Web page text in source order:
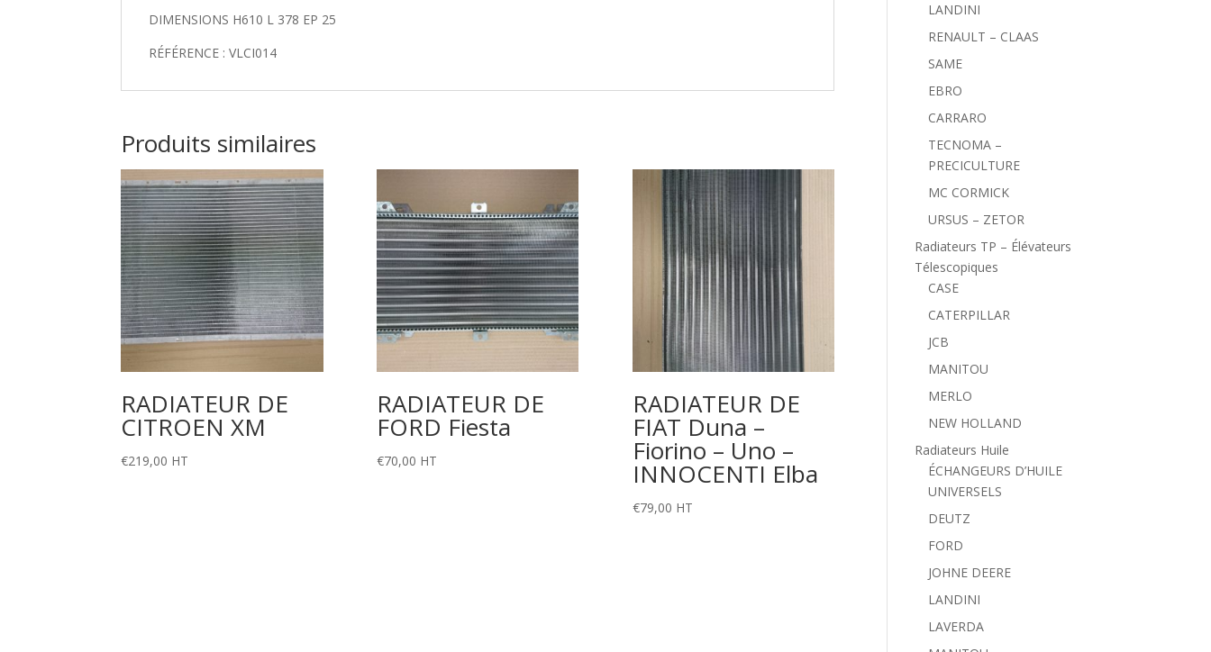
DIMENSIONS H610 L 378 EP 25
RÉFÉRENCE : VLCI014
Produits similaires
RADIATEUR DE
CITROEN XM
€219,00 HT
RADIATEUR DE
FORD Fiesta
€70,00 HT
RADIATEUR DE
FIAT Duna –
Fiorino – Uno –
INNOCENTI Elba
€79,00 HT
LANDINI
RENAULT – CLAAS
SAME
EBRO
CARRARO
TECNOMA –
PRECICULTURE
MC CORMICK
URSUS – ZETOR
Radiateurs TP – Élévateurs
Télescopiques
CASE
CATERPILLAR
JCB
MANITOU
MERLO
NEW HOLLAND
Radiateurs Huile
ÉCHANGEURS D’HUILE
UNIVERSELS
DEUTZ
FORD
JOHNE DEERE
LANDINI
LAVERDA